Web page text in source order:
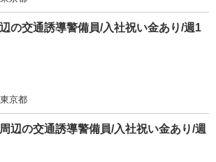
の交通誘導警備員/入社祝い金あり/週1
京都
辺の交通誘導警備員/入社祝い金あり/週